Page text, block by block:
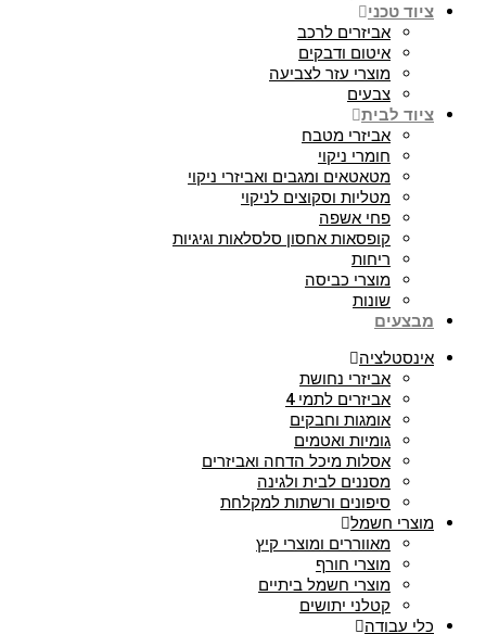
ציוד טכני
אביזרים לרכב
איטום ודבקים
מוצרי עזר לצביעה
צבעים
ציוד לבית
אביזרי מטבח
חומרי ניקוי
מטאטאים ומגבים ואביזרי ניקוי
מטליות וסקוצים לניקוי
פחי אשפה
קופסאות אחסון סלסלאות וגיגיות
ריחות
מוצרי כביסה
שונות
מבצעים
אינסטלציה
אביזרי נחושת
אביזרים לתמי 4
אומגות וחבקים
גומיות ואטמים
אסלות מיכל הדחה ואביזרים
מסננים לבית ולגינה
סיפונים ורשתות למקלחת
מוצרי חשמל
מאווררים ומוצרי קיץ
מוצרי חורף
מוצרי חשמל ביתיים
קטלני יתושים
כלי עבודה